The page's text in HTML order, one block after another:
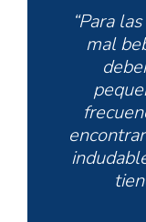
“Para
mal